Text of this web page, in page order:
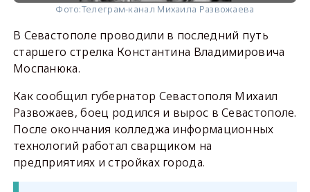
Фото:Телеграм-канал Михаила Развожаева
В Севастополе проводили в последний путь
старшего стрелка Константина Владимировича
Моспанюка.
Как сообщил губернатор Севастополя Михаил
Развожаев, боец родился и вырос в Севастополе.
После окончания колледжа информационных
технологий работал сварщиком на
предприятиях и стройках города.